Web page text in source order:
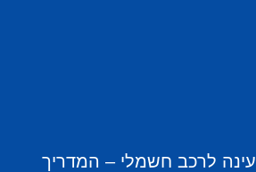
לרכב חשמלי – המדריך